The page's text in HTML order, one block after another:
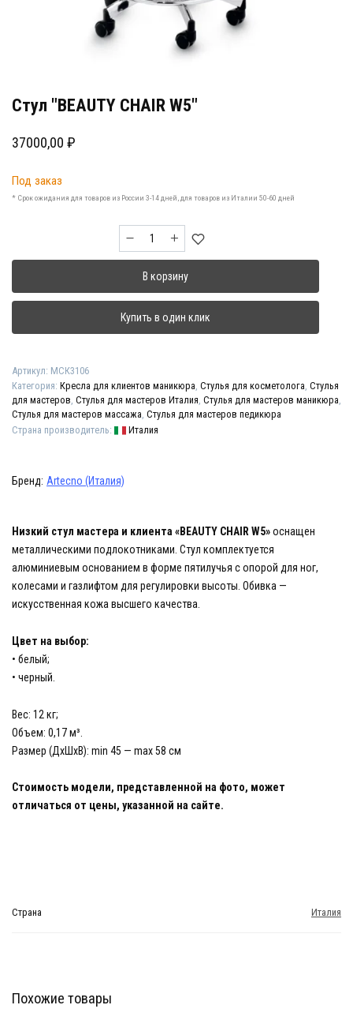
Стул "BEAUTY CHAIR W5"
37000,00 ₽
Под заказ
* Срок ожидания для товаров из России 3-14 дней, для товаров из Италии 50-60 дней
Количество
товара
"BEAUTY
CHAIR
W5"
В корзину
Купить в один клик
Артикул: МСК3106
Категория: Кресла для клиентов маникюра, Стулья для косметолога, Стулья
для мастеров, Стулья для мастеров Италия, Стулья для мастеров маникюра,
Стулья для мастеров массажа, Стулья для мастеров педикюра
Страна производитель:
Италия
Бренд: Artecno (Италия)
Низкий стул мастера и клиента «BEAUTY CHAIR W5»оснащен
металлическими подлокотниками. Стул комплектуется
алюминиевым основанием в форме пятилучья с опорой для ног,
колесами и газлифтом для регулировки высоты. Обивка —
искусственная кожа высшего качества.
Цвет на выбор:
• белый;
• черный.
Вес: 12 кг;
Объем: 0,17 м³.
Размер (ДхШхВ): min 45 — max 58 см
Стоимость модели, представленной на фото, может
отличаться от цены, указанной на сайте.
Страна Италия
Похожие товары